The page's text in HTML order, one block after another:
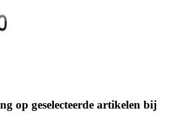
op geselecteerde artikelen bij